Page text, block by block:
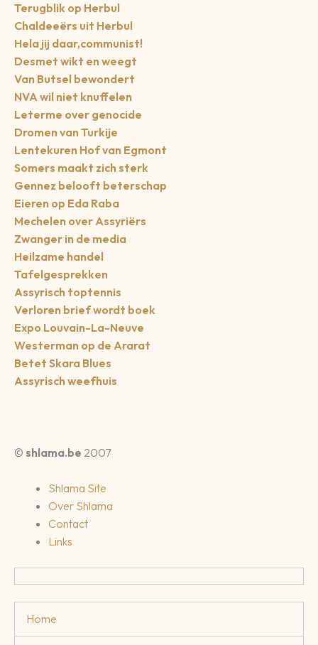
Terugblik op Herbul
Chaldeeërs uit Herbul
Hela jij daar,communist!
Desmet wikt en weegt
Van Butsel bewondert
NVA wil niet knuffelen
Leterme over genocide
Dromen van Turkije
Lentekuren Hof van Egmont
Somers maakt zich sterk
Gennez belooft beterschap
Eieren op Eda Raba
Mechelen over Assyriërs
Zwanger in de media
Heilzame handel
Tafelgesprekken
Assyrisch toptennis
Verloren brief wordt boek
Expo Louvain-La-Neuve
Westerman op de Ararat
Betet Skara Blues
Assyrisch weefhuis
© shlama.be 2007
Shlama Site
Over Shlama
Contact
Links
Home